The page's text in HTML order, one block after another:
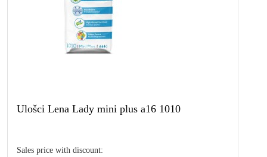
Ulošci Lena Lady mini plus a16 1010
Sales price with discount: